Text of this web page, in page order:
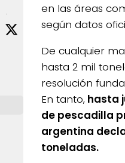
en las áreas
según datos
De cualquier
hasta 2 mil
resolución
En tanto, hasta
de pescadilla
argentina
toneladas.
·